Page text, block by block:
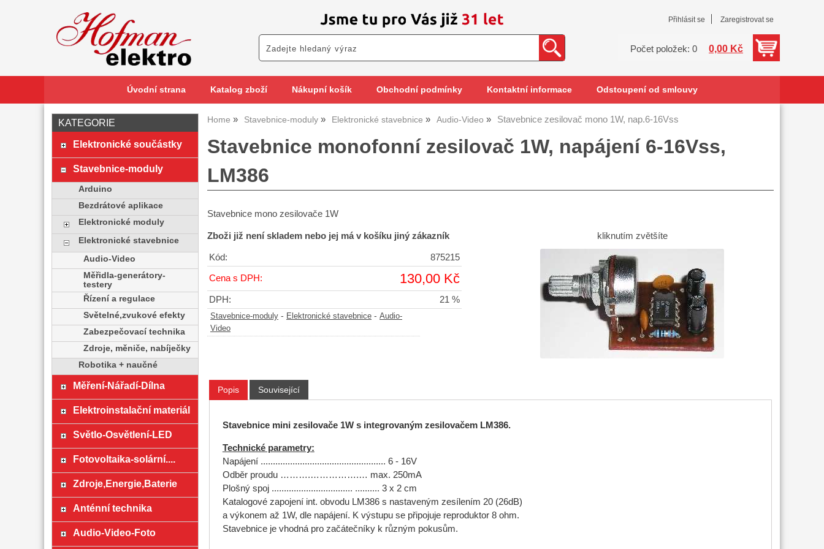
Přihlásit se Zaregistrovat se
Počet položek: 0 0,00 Kč
Úvodní strana Katalog zboží Nákupní košík Obchodní podmínky Kontaktní informace Odstoupení od smlouvy
Home Stavebnice-moduly Elektronické stavebnice Audio-Video Stavebnice zesilovač mono 1W, nap.6-16Vss
Stavebnice monofonní zesilovač 1W, napájení 6-16Vss,
LM386
Stavebnice mono zesilovače 1W
kliknutím zvětšíte
Zboži již není skladem nebo jej má v košíku jiný zákazník
Kód: 875215
Cena s DPH: 130,00 Kč
DPH: 21 %
Stavebnice-moduly - Elektronické stavebnice - Audio-
Video
Popis Související
Stavebnice mini zesilovače 1W s integrovaným zesilovačem LM386.
Technické parametry:
Napájení ................................................... 6 - 16V
Odběr proudu ……….…………….… max. 250mA
Plošný spoj ................................. .......... 3 x 2 cm
Katalogové zapojení int. obvodu LM386 s nastaveným zesílením 20 (26dB)
a výkonem až 1W, dle napájení. K výstupu se připojuje reproduktor 8 ohm.
Stavebnice je vhodná pro začátečníky k různým pokusům.
KATEGORIE
Elektronické součástky
Stavebnice-moduly
Arduino
Bezdrátové aplikace
Elektronické moduly
Elektronické stavebnice
Audio-Video
Měřidla-generátory-
testery
Řízení a regulace
Světelné,zvukové efekty
Zabezpečovací technika
Zdroje, měniče, nabíječky
Robotika + naučné
Měření-Nářadí-Dílna
Elektroinstalační materiál
Světlo-Osvětlení-LED
Fotovoltaika-solární....
Zdroje,Energie,Baterie
Anténní technika
Audio-Video-Foto